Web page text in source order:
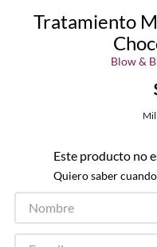
Tratamiento
Blow &
Este producto no
Quiero saber